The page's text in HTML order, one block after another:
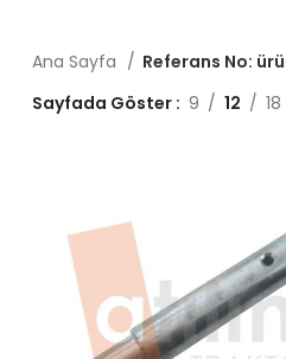
Ana Sayfa Referans No:
Sayfada Göster
9 12 18